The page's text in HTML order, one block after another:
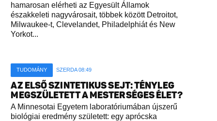
hamarosan elérheti az Egyesült Államok
északkeleti nagyvárosait, többek között Detroitot,
Milwaukee-t, Clevelandet, Philadelphiát és New
Yorkot...
TUDOMÁNY SZERDA 08:49
AZ ELSŐ SZINTETIKUS SEJT: TÉNYLEG
MEGSZÜLETETT A MESTERSÉGES ÉLET?
A Minnesotai Egyetem laboratóriumában újszerű
biológiai eredmény született: egy aprócska